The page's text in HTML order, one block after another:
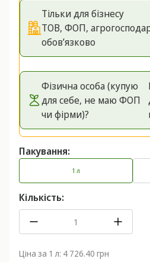
Тільки для бізнесу
ТОВ, ФОП,
обов’язково
Фізична особа (купую
для себе, не маю ФОП
чи фірми)?
Пакування:
1 л
Кількість:
Ціна за 1 л: 4 726.40 грн